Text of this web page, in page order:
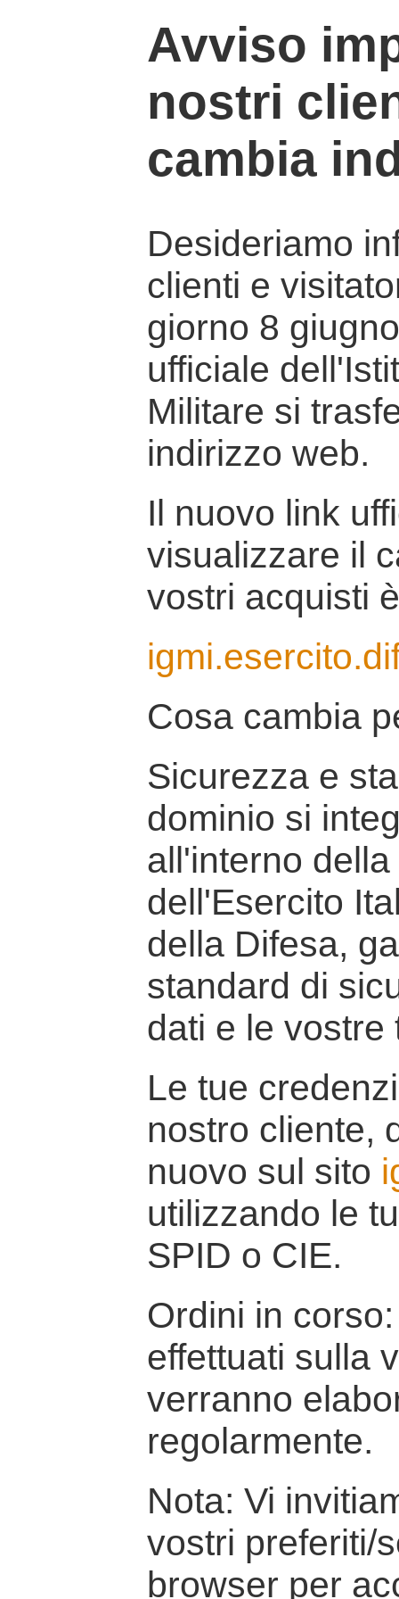
Avviso
nostri
cambia
Desideriamo
clienti e
giorno 8
ufficiale
Militare si
indirizzo web.
Il nuovo link
visualizzare il
vostri acquisti
Cosa cambia
Sicurezza e
dominio si
all'interno
dell'Esercito
della Difesa,
standard di
dati e le vostre
Le tue
nostro cliente,
nuovo sul sito
utilizzando le
SPID o CIE.
Ordini in
effettuati sulla
verranno
regolarmente.
Nota: Vi
vostri preferiti/
browser per